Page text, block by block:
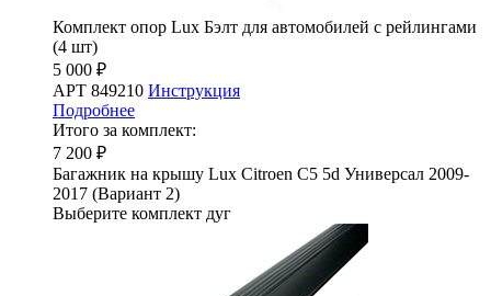
Комплект опор Lux Бэлт для автомобилей с рейлингами
(4 шт)
5 000 ₽
АРТ 849210 Инструкция
Подробнее
Итого за комплект:
7 200 ₽
Багажник на крышу Lux Citroen C5 5d Универсал 2009-
2017 (Вариант 2)
Выберите комплект дуг